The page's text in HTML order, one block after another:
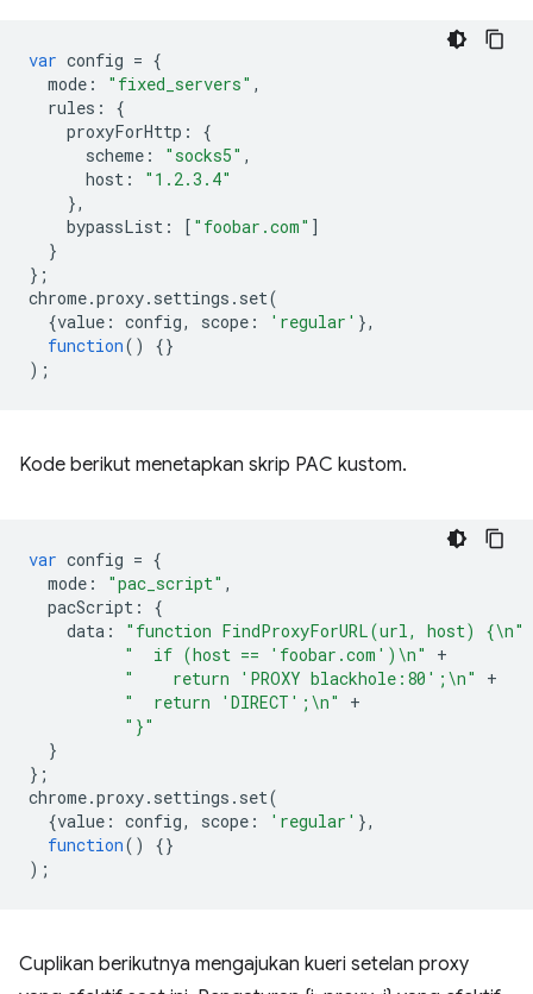
var config = {
mode : "fixed_servers" ,
rules :
{
proxyForHttp :
{
scheme : "socks5" ,
host :
"1.2.3.4"
},
bypassList : [ "foobar.com" ]
}
};
chrome.proxy. settings . set(
{value : config, scope : 'regular' },
function()
{}
);
Kode berikut menetapkan skrip PAC kustom.
var config = {
mode : "pac_script" ,
pacScript :
{
data :
"function FindProxyForURL(url, host) {\n"
"  if (host == 'foobar.com')\n"
+
"    return 'PROXY blackhole:80';\n"
+
"  return 'DIRECT';\n"
+
"}"
}
};
chrome.proxy. settings . set(
{value : config, scope : 'regular' },
function()
{}
);
Cuplikan berikutnya mengajukan kueri setelan proxy